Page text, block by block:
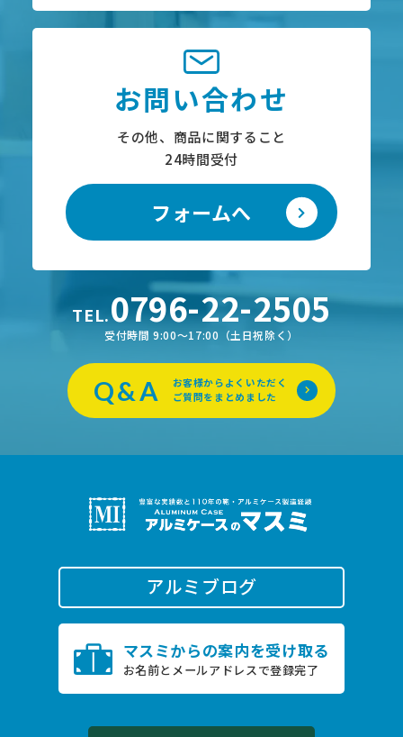
TEL. 0796-22-2505
受付時間 9:00〜17:00（土日祝除く）
24時間受付
こちら
お問い合わせ
その他、商品に関すること
24時間受付
フォームへ
TEL.0796-22-2505
受付時間 9:00〜17:00（土日祝除く）
Q&A
お客様からよくいただく
ご質問をまとめました
アルミブログ
マスミからの案内を受け取る
お名前とメールアドレスで登録完了